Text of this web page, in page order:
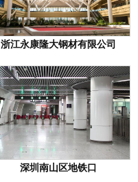
浙江永康隆大钢材有限公司
深圳南山区地铁口